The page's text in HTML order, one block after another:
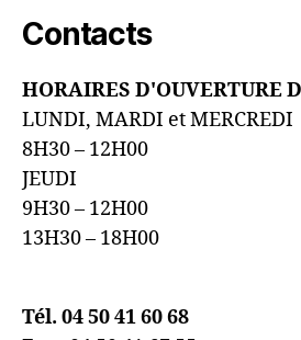
Contacts
HORAIRES D'OUVERTURE
LUNDI, MARDI et MERCREDI
8H30 – 12H00
JEUDI
9H30 – 12H00
13H30 – 18H00
Tél. 04 50 41 60 68